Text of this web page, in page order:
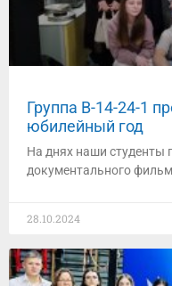
Группа В-14-24-1
юбилейный год
На днях наши студенты
документального
28.10.2024